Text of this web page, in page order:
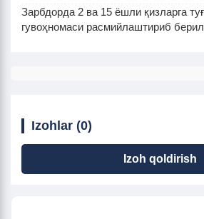
Зарбдорда 2 ва 15 ёшли қизларга
гувоҳномаси расмийлаштириб
Izohlar (0)
Izoh qoldirish